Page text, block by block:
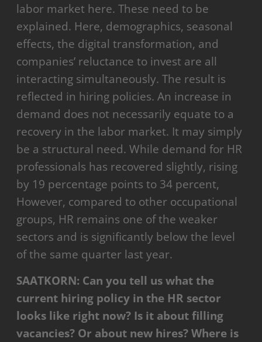
labor market here. These need to be
explained. Here, demographics, seasonal
effects, the digital transformation, and
companies’ reluctance to invest are all
interacting simultaneously. The result is
reflected in hiring policies. An increase in
demand does not necessarily equate to a
recovery in the labor market. It may simply
be a structural need. While demand for HR
professionals has recovered slightly, rising
by 19 percentage points to 34 percent,
However, compared to other occupational
groups, HR remains one of the weaker
sectors and is significantly below the level
of the same quarter last year.
SAATKORN: Can you tell us what the
current hiring policy in the HR sector
looks like right now? Is it about filling
vacancies? Or about new hires? Where is